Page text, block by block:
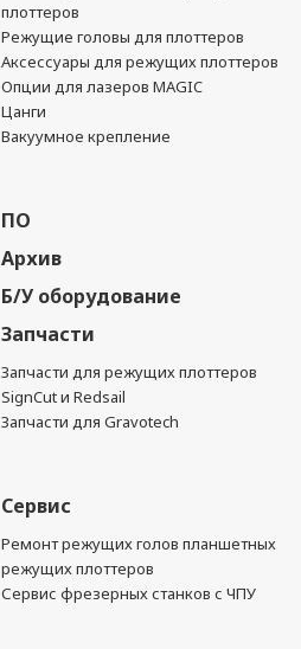
плоттеров
Режущие головы для плоттеров
Аксессуары для режущих плоттеров
Опции для лазеров MAGIC
Цанги
Вакуумное крепление
ПО
Архив
Б/У оборудование
Запчасти
Запчасти для режущих плоттеров
SignCut и Redsail
Запчасти для Gravotech
Сервис
Ремонт режущих голов планшетных
режущих плоттеров
Сервис фрезерных станков с ЧПУ